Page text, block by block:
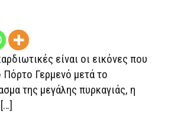
ΚΑΙ
ΣΤΆΧΤΗ
ΤΟ
ΆΛΛΟΤΕ
ΚΑΤΑΠΡΆΣΙΝΟ
ΤΟΠΊΟ
είναι οι εικόνες που
Πόρτο Γερμενό μετά το
της μεγάλης πυρκαγιάς, η